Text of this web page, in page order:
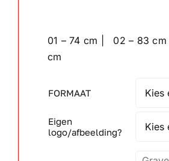
Rozetten
Wandborden
Crystal/glas
01 – 74 cm | 02 – 83
cm
FORMAAT
Eigen
logo/afbeelding?